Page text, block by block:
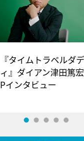
『タイムトラベルダデ
ィ』ダイアン津田篤
Pインタビュ